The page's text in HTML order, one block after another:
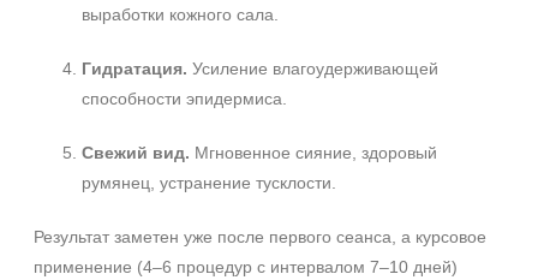
выработки кожного сала.
Гидратация. Усиление влагоудерживающей
способности эпидермиса.
Свежий вид. Мгновенное сияние, здоровый
румянец, устранение тусклости.
Результат заметен уже после первого сеанса, а курсовое
применение (4–6 процедур с интервалом 7–10 дней)
+7 (495) 640-58-89